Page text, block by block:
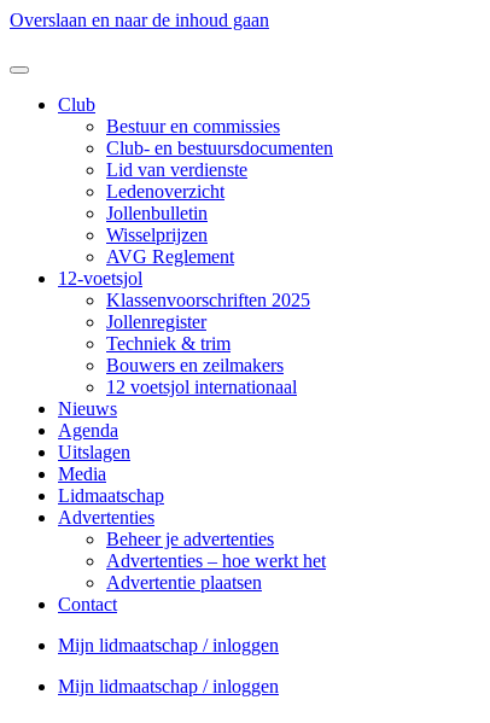
Overslaan en naar de inhoud gaan
Club
Bestuur en commissies
Club- en bestuursdocumenten
Lid van verdienste
Ledenoverzicht
Jollenbulletin
Wisselprijzen
AVG Reglement
12-voetsjol
Klassenvoorschriften 2025
Jollenregister
Techniek & trim
Bouwers en zeilmakers
12 voetsjol internationaal
Nieuws
Agenda
Uitslagen
Media
Lidmaatschap
Advertenties
Beheer je advertenties
Advertenties – hoe werkt het
Advertentie plaatsen
Contact
Mijn lidmaatschap / inloggen
Mijn lidmaatschap / inloggen